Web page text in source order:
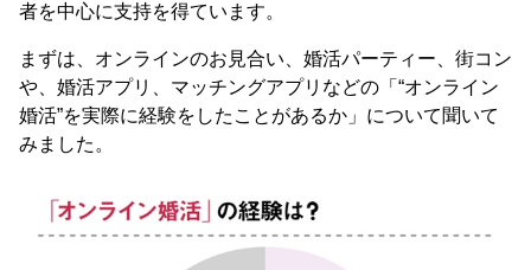
者を中心に支持を得ています。
まずは、オンラインのお見合い、婚活パーティー、街コン
や、婚活アプリ、マッチングアプリなどの「“オンライン
婚活”を実際に経験をしたことがあるか」について聞いて
みました。